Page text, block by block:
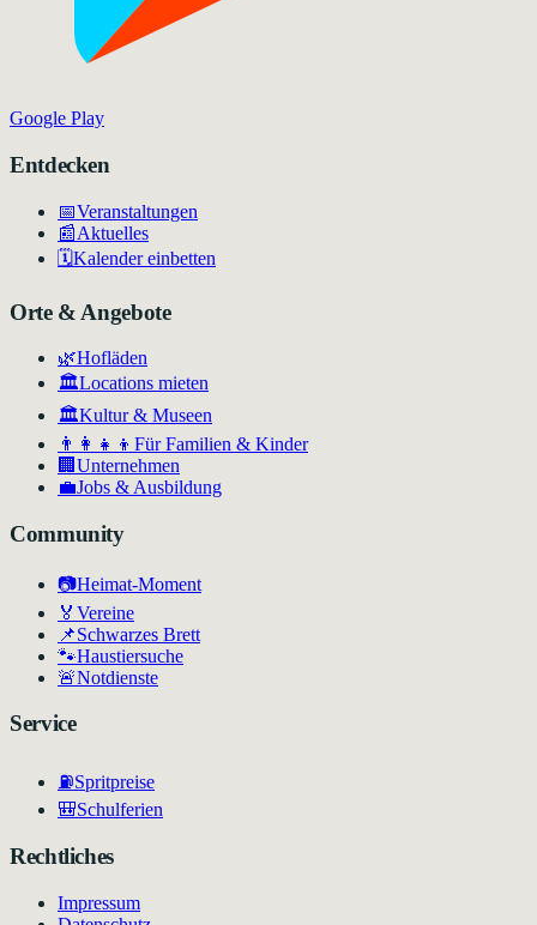
Google Play
Entdecken
📅Veranstaltungen
📰Aktuelles
🗓️Kalender einbetten
Orte & Angebote
🌿Hofläden
🏛️Locations mieten
🏛Kultur & Museen
👨‍👩‍👧‍👦 Für Familien & Kinder
🏢 Unternehmen
💼Jobs & Ausbildung
Community
📷Heimat-Moment
🏅 Vereine
📌Schwarzes Brett
🐾Haustiersuche
🚨Notdienste
Service
⛽Spritpreise
🎒Schulferien
Rechtliches
Impressum